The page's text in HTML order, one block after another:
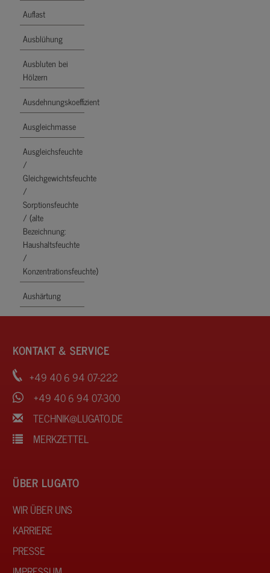
Auflast
Ausblühung
Ausbluten bei
Hölzern
Ausdehnungskoeffizient
Ausgleichmasse
Ausgleichsfeuchte
/
Gleichgewichtsfeuchte
/
Sorptionsfeuchte
/ (alte
Bezeichnung:
Haushaltsfeuchte
/
Konzentrationsfeuchte)
Aushärtung
KONTAKT & SERVICE
+49 40 6 94 07-222
+49 40 6 94 07-300
TECHNIK@LUGATO.DE
MERKZETTEL
ÜBER LUGATO
WIR ÜBER UNS
KARRIERE
PRESSE